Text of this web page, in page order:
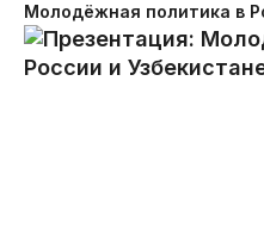
Молодёжная политика в